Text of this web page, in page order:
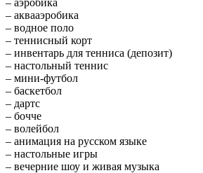
– аквааэробика
– водное поло
– теннисный корт
– инвентарь для тенниса (депозит)
– настольный теннис
– мини-футбол
– баскетбол
– дартс
– бочче
– волейбол
– анимация на русском языке
– настольные игры
– вечерние шоу и живая музыка